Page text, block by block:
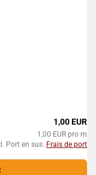
1,00 EUR
1,00 EUR pro m
Port en sus. Frais de port